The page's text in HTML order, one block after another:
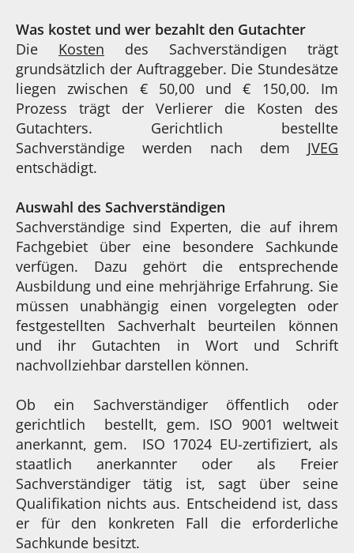
Was kostet und wer bezahlt den Gutachter
Die Kosten des Sachverständigen trägt
grundsätzlich der Auftraggeber. Die Stundesätze
liegen zwischen € 50,00 und € 150,00. Im
Prozess trägt der Verlierer die Kosten des
Gutachters. Gerichtlich bestellte
Sachverständige werden nach dem JVEG
entschädigt.
Auswahl des Sachverständigen
Sachverständige sind Experten, die auf ihrem
Fachgebiet über eine besondere Sachkunde
verfügen. Dazu gehört die entsprechende
Ausbildung und eine mehrjährige Erfahrung. Sie
müssen unabhängig einen vorgelegten oder
festgestellten Sachverhalt beurteilen können
und ihr Gutachten in Wort und Schrift
nachvollziehbar darstellen können.
Ob ein Sachverständiger öffentlich oder
gerichtlich bestellt, gem. ISO 9001 weltweit
anerkannt, gem. ISO 17024 EU-zertifiziert, als
staatlich anerkannter oder als Freier
Sachverständiger tätig ist, sagt über seine
Qualifikation nichts aus. Entscheidend ist, dass
er für den konkreten Fall die erforderliche
Sachkunde besitzt.